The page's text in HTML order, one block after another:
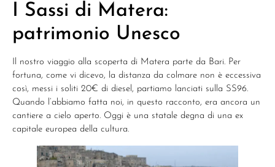
I Sassi di Matera:
patrimonio Unesco
Il nostro viaggio alla scoperta di Matera parte da Bari. Per
fortuna, come vi dicevo, la distanza da colmare non è eccessiva
così, messi i soliti 20€ di diesel, partiamo lanciati sulla SS96.
Quando l’abbiamo fatta noi, in questo racconto, era ancora un
cantiere a cielo aperto. Oggi è una statale degna di una ex
capitale europea della cultura.